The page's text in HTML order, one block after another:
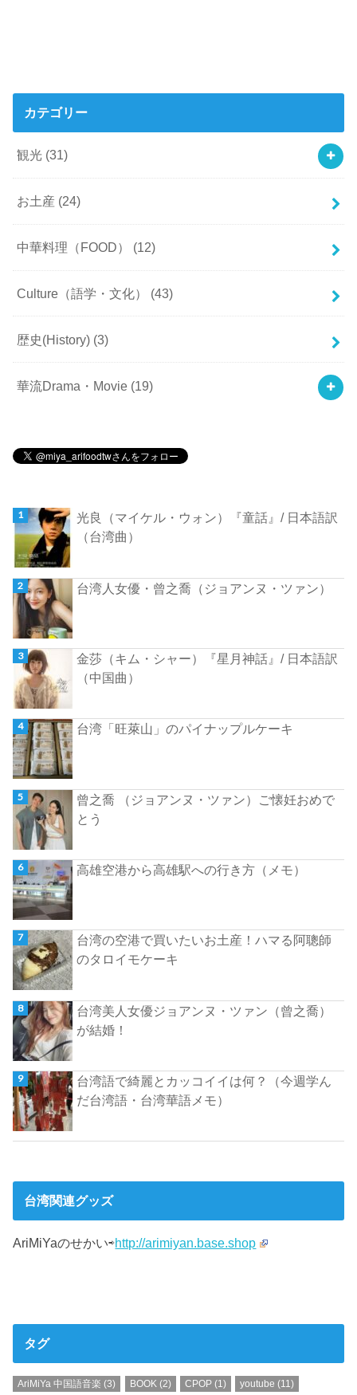
カテゴリー
観光 (31)
お土産 (24)
中華料理（FOOD） (12)
Culture（語学・文化） (43)
歴史(History) (3)
華流Drama・Movie (19)
光良（マイケル・ウォン）『童話』/ 日本語訳
（台湾曲）
台湾人女優・曾之喬（ジョアンヌ・ツァン）
金莎（キム・シャー）『星月神話』/ 日本語訳
（中国曲）
台湾「旺萊山」のパイナップルケーキ
曾之喬 （ジョアンヌ・ツァン）ご懐妊おめで
とう
高雄空港から高雄駅への行き方（メモ）
台湾の空港で買いたいお土産！ハマる阿聰師
のタロイモケーキ
台湾美人女優ジョアンヌ・ツァン（曾之喬）
が結婚！
台湾語で綺麗とカッコイイは何？（今週学ん
だ台湾語・台湾華語メモ）
台湾関連グッズ
AriMiYaのせかい⇨http://arimiyan.base.shop
タグ
AriMiYa 中国語音楽 (3) BOOK(2) CPOP(1) youtube (11)